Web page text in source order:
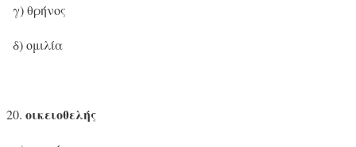
γ) θρήνος
δ) ομιλία
οικειοθελής